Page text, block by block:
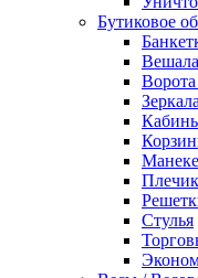
Бутиковое
Вешала
Зеркала
Стулья